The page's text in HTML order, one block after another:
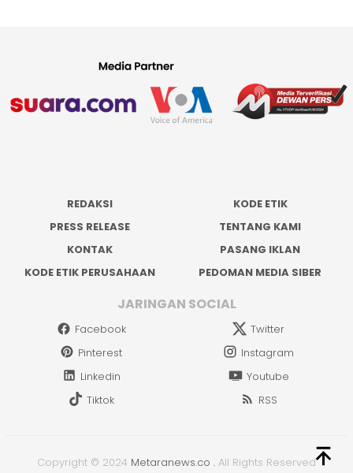
REDAKSI
KODE ETIK
PRESS RELEASE
TENTANG KAMI
KONTAK
PASANG IKLAN
KODE ETIK PERUSAHAAN
PEDOMAN MEDIA SIBER
JARINGAN SOCIAL
Facebook
Twitter
Pinterest
Instagram
Linkedin
Youtube
Tiktok
RSS
Copyright © 2024 Metaranews.co . All Rights Reserved